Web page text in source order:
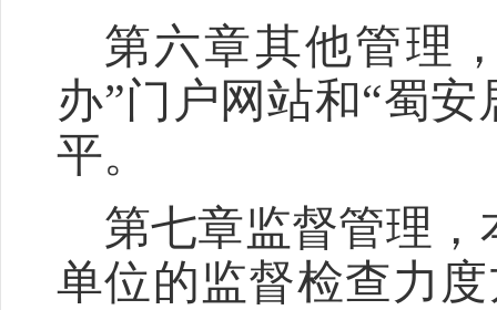
第六章其他管理
办”门户网站和“蜀
平。
第七章监督管理，
单位的监督检查力